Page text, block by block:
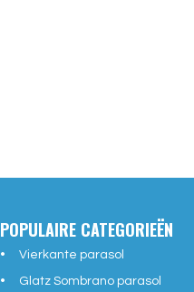
POPULAIRE CATEGORIEËN
Vierkante parasol
Glatz Sombrano parasol